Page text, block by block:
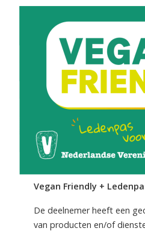
Vegan Friendly +
De deelnemer heeft een
van producten en/of